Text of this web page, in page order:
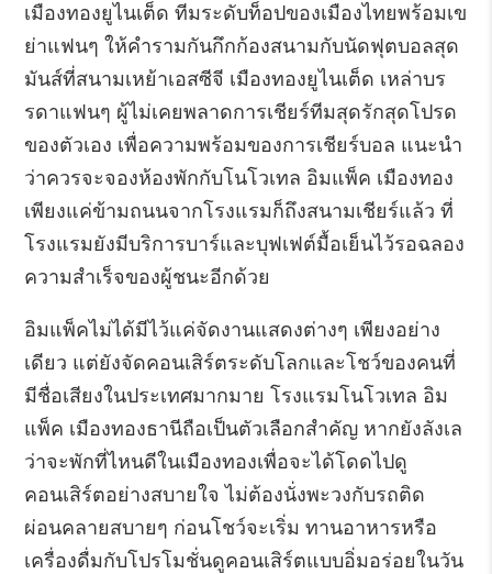
เมืองทองยูไนเต็ด ทีมระดับท็อปของเมืองไทยพร้อมเข
ย่าแฟนๆ ให้คำรามกันกึกก้องสนามกับนัดฟุตบอลสุด
มันส์ที่สนามเหย้าเอสซีจี เมืองทองยูไนเต็ด เหล่าบร
รดาแฟนๆ ผู้ไม่เคยพลาดการเชียร์ทีมสุดรักสุดโปรด
ของตัวเอง เพื่อความพร้อมของการเชียร์บอล แนะนำ
ว่าควรจะจองห้องพักกับโนโวเทล อิมแพ็ค เมืองทอง
เพียงแค่ข้ามถนนจากโรงแรมก็ถึงสนามเชียร์แล้ว ที่
โรงแรมยังมีบริการบาร์และบุฟเฟต์มื้อเย็นไว้รอฉลอง
ความสำเร็จของผู้ชนะอีกด้วย
อิมแพ็คไม่ได้มีไว้แค่จัดงานแสดงต่างๆ เพียงอย่าง
เดียว แต่ยังจัดคอนเสิร์ตระดับโลกและโชว์ของคนที่
มีชื่อเสียงในประเทศมากมาย โรงแรมโนโวเทล อิม
แพ็ค เมืองทองธานีถือเป็นตัวเลือกสำคัญ หากยังลังเล
ว่าจะพักที่ไหนดีในเมืองทองเพื่อจะได้โดดไปดู
คอนเสิร์ตอย่างสบายใจ ไม่ต้องนั่งพะวงกับรถติด
ผ่อนคลายสบายๆ ก่อนโชว์จะเริ่ม ทานอาหารหรือ
เครื่องดื่มกับโปรโมชั่นดูคอนเสิร์ตแบบอิ่มอร่อยในวัน